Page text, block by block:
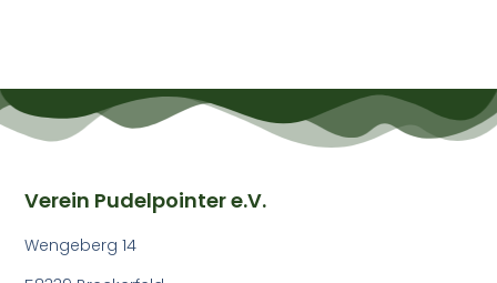
Verein Pudelpointer e.V.
Wengeberg 14